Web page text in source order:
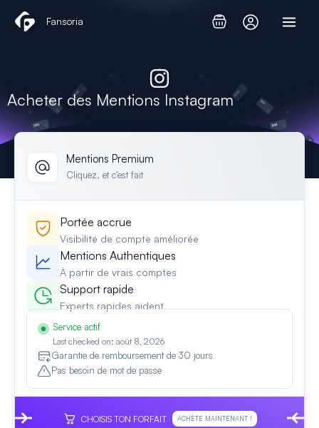
Fansoria
Acheter des Mentions Instagram
Mentions Premium
Cliquez, et c'est fait
Portée accrue
Visibilité de compte améliorée
Mentions Authentiques
À partir de vrais comptes
Support rapide
Experts rapides aident
Service actif
Last checked on: août 8, 2026
Garantie de remboursement de 30 jours
Pas besoin de mot de passe
CHOISIS TON FORFAIT ACHÈTE MAINTENANT !